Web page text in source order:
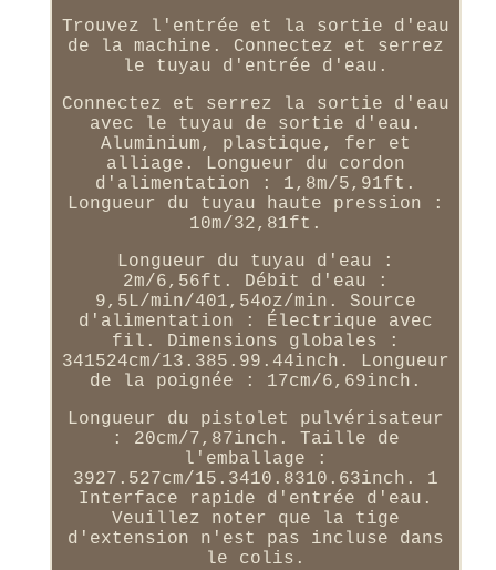
Trouvez l'entrée et la sortie d'eau
de la machine. Connectez et serrez
le tuyau d'entrée d'eau.
Connectez et serrez la sortie d'eau
avec le tuyau de sortie d'eau.
Aluminium, plastique, fer et
alliage. Longueur du cordon
d'alimentation : 1,8m/5,91ft.
Longueur du tuyau haute pression :
10m/32,81ft.
Longueur du tuyau d'eau :
2m/6,56ft. Débit d'eau :
9,5L/min/401,54oz/min. Source
d'alimentation : Électrique avec
fil. Dimensions globales :
341524cm/13.385.99.44inch. Longueur
de la poignée : 17cm/6,69inch.
Longueur du pistolet pulvérisateur
: 20cm/7,87inch. Taille de
l'emballage :
3927.527cm/15.3410.8310.63inch. 1
Interface rapide d'entrée d'eau.
Veuillez noter que la tige
d'extension n'est pas incluse dans
le colis.